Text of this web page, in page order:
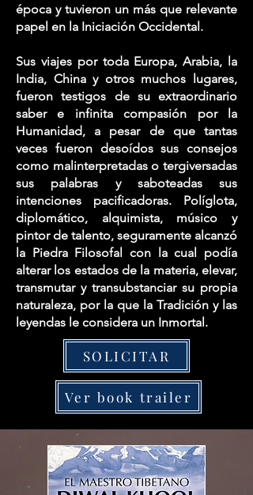
época y tuvieron un más que relevante
papel en la Iniciación Occidental.
Sus viajes por toda Europa, Arabia, la
India, China y otros muchos lugares,
fueron testigos de su extraordinario
saber e infinita compasión por la
Humanidad, a pesar de que tantas
veces fueron desoídos sus consejos
como malinterpretadas o tergiversadas
sus palabras y saboteadas sus
intenciones pacificadoras. Políglota,
diplomático, alquimista, músico y
pintor de talento, seguramente alcanzó
la Piedra Filosofal con la cual podía
alterar los estados de la materia, elevar,
transmutar y transubstanciar su propia
naturaleza, por la que la Tradición y las
leyendas le considera un Inmortal.
SOLICITAR
Ver book trailer